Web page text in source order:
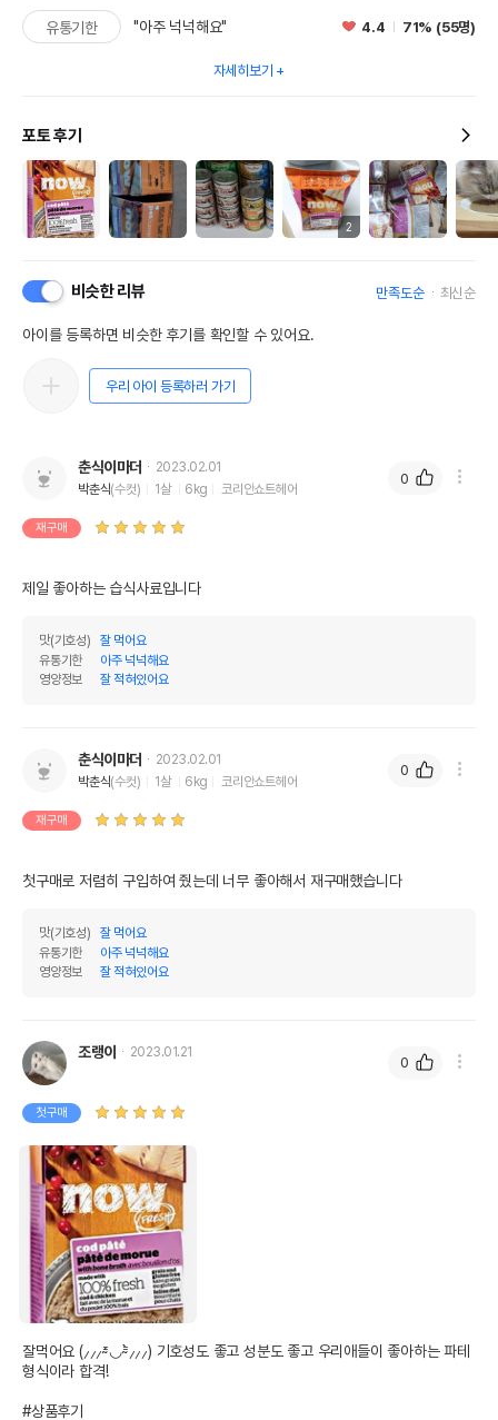
유통기한 "아주 넉넉해요" 4.4 71% (55명)
자세히보기
포토 후기
2
비슷한 리뷰 만족도순 최신순
아이를 등록하면 비슷한 후기를 확인할 수 있어요.
우리 아이 등록하러 가기
춘식이마더
2023.02.01
박춘식(수컷) 1살 6kg 코리안쇼트헤어
재구매
제일 좋아하는 습식사료입니다
맛(기호성)
잘 먹어요
유통기한
아주 넉넉해요
영양정보
잘 적혀있어요
0
춘식이마더
2023.02.01
박춘식(수컷) 1살 6kg 코리안쇼트헤어
재구매
첫구매로 저렴히 구입하여 줬는데 너무 좋아해서 재구매했습니다
맛(기호성)
잘 먹어요
유통기한
아주 넉넉해요
영양정보
잘 적혀있어요
0
조랭이 2023.01.21
첫구매
잘먹어요 (⸝⸝⸝⁼̴́◡⁼̴̀⸝⸝⸝) 기호성도 좋고 성분도 좋고 우리애들이 좋아하는 파테
형식이라 합격!
#상품후기
0